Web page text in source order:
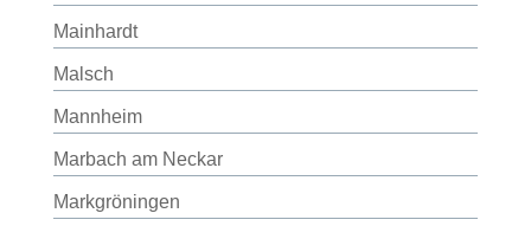
Mainhardt
Malsch
Mannheim
Marbach am Neckar
Markgröningen